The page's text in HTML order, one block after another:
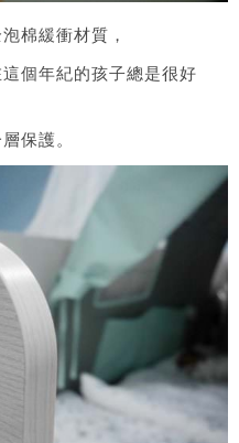
棉緩衝材質，
個年紀的孩子總是很好
保護。